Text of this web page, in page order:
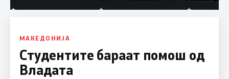
Заев
МАКЕДОНИЈА
Студентите бараат помош од
Владата